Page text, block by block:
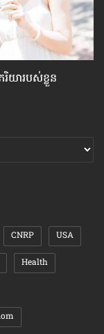
យា​របស់​ខ្លួន
CNRP USA
Health